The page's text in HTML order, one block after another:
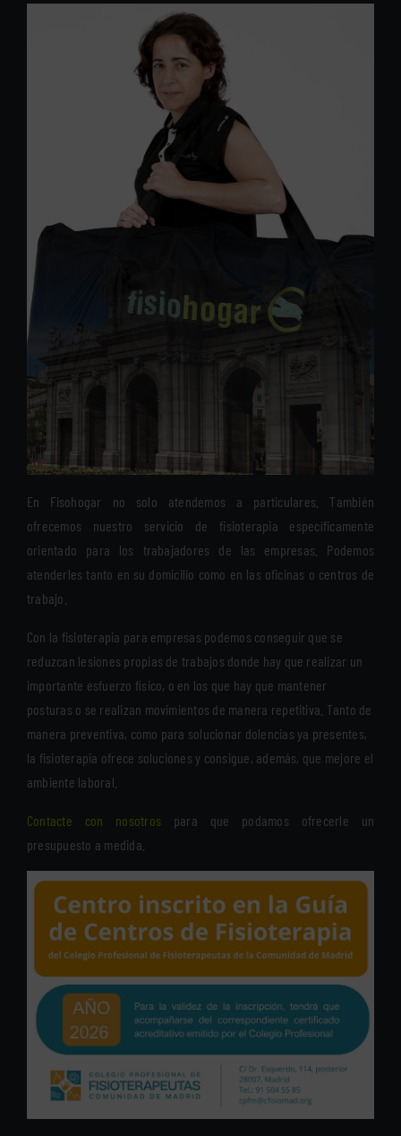
En Fisohogar no solo atendemos a particulares. También
ofrecemos nuestro servicio de fisioterapia específicamente
orientado para los trabajadores de las empresas. Podemos
atenderles tanto en su domicilio como en las oficinas o centros de
trabajo.
Con la fisioterapia para empresas podemos conseguir que se
reduzcan lesiones propias de trabajos donde hay que realizar un
importante esfuerzo físico, o en los que hay que mantener
posturas o se realizan movimientos de manera repetitiva. Tanto de
manera preventiva, como para solucionar dolencias ya presentes,
la fisioterapia ofrece soluciones y consigue, además, que mejore el
ambiente laboral.
Contacte con nosotros para que podamos ofrecerle un
presupuesto a medida.